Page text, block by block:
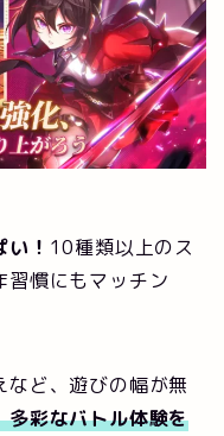
！ 10種類以上のス
習慣にもマッチン
など、遊びの幅が無
多彩なバトル体験を